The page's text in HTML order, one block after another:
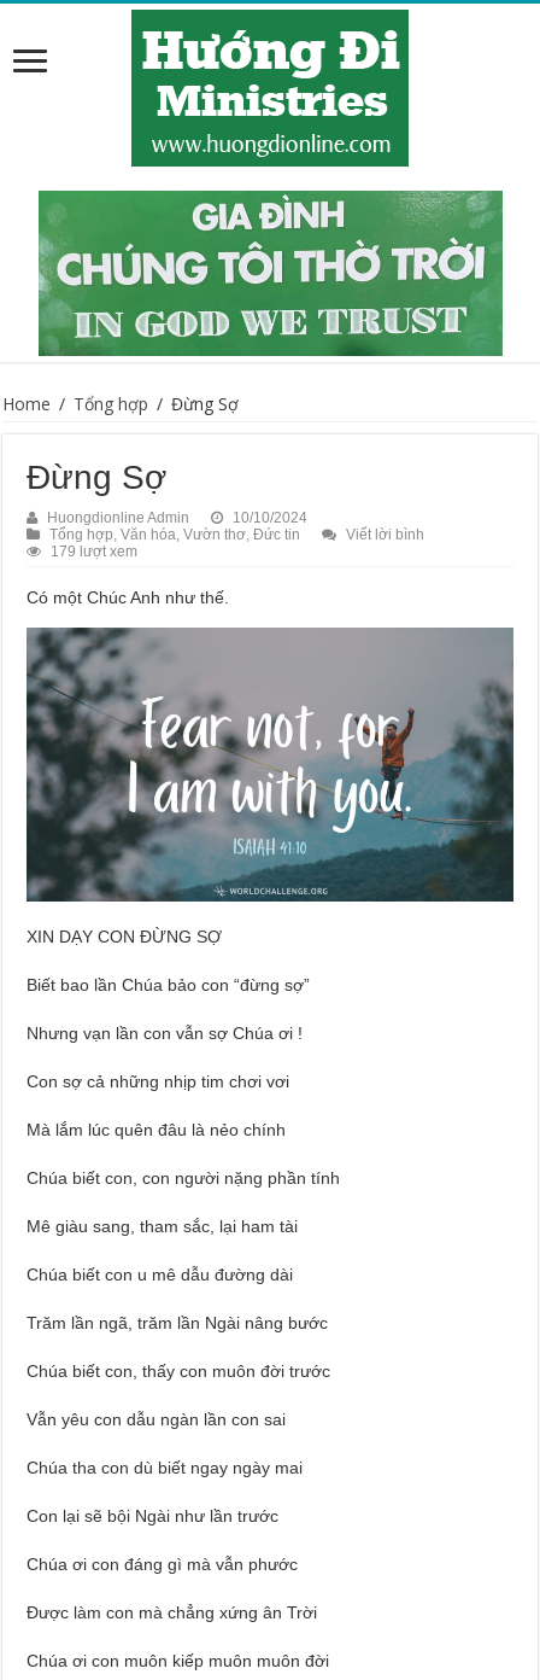
Home / Tổng hợp / Đừng Sợ
Đừng Sợ
Huongdionline Admin
10/10/2024
Tổng hợp,Văn hóa,Vườn thơ,Đức tin
Viết lời bình
179 lượt xem
Có một Chúc Anh như thế.
XIN DẠY CON ĐỪNG SỢ
Biết bao lần Chúa bảo con “đừng sợ”
Nhưng vạn lần con vẫn sợ Chúa ơi !
Con sợ cả những nhịp tim chơi vơi
Mà lắm lúc quên đâu là nẻo chính
Chúa biết con, con người nặng phần tính
Mê giàu sang, tham sắc, lại ham tài
Chúa biết con u mê dẫu đường dài
Trăm lần ngã, trăm lần Ngài nâng bước
Chúa biết con, thấy con muôn đời trước
Vẫn yêu con dẫu ngàn lần con sai
Chúa tha con dù biết ngay ngày mai
Con lại sẽ bội Ngài như lần trước
Chúa ơi con đáng gì mà vẫn phước
Được làm con mà chẳng xứng ân Trời
Chúa ơi con muôn kiếp muôn muôn đời